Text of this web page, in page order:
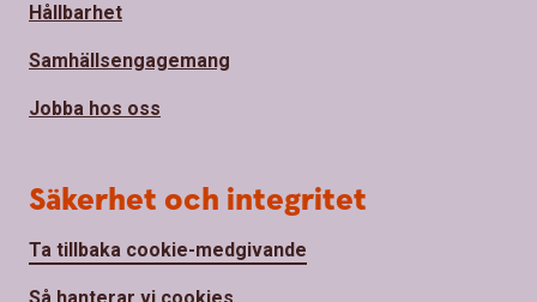
Hållbarhet
Samhällsengagemang
Jobba hos oss
Säkerhet och integritet
Ta tillbaka cookie-medgivande